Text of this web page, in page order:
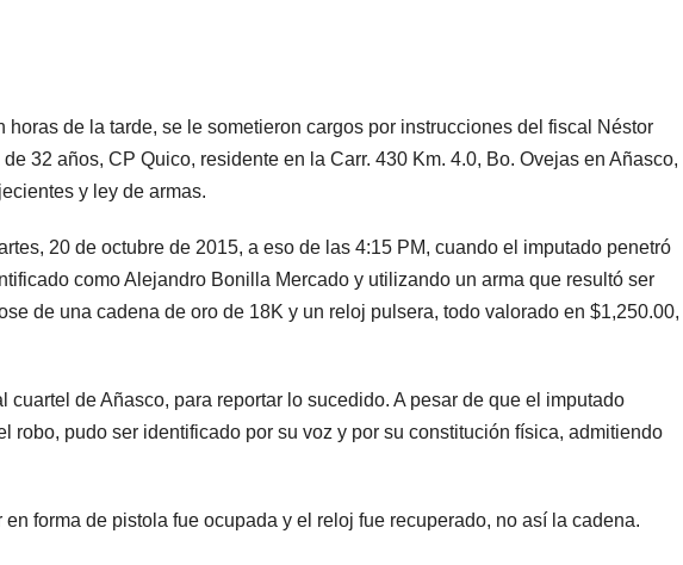
horas de la tarde, se le sometieron cargos por instrucciones del fiscal Néstor
32 años, CP Quico, residente en la Carr. 430 Km. 4.0, Bo. Ovejas en Añasco,
y ley de armas.
20 de octubre de 2015, a eso de las 4:15 PM, cuando el imputado penetró
como Alejandro Bonilla Mercado y utilizando un arma que resultó ser
de una cadena de oro de 18K y un reloj pulsera, todo valorado en $1,250.00,
cuartel de Añasco, para reportar lo sucedido. A pesar de que el imputado
robo, pudo ser identificado por su voz y por su constitución física, admitiendo
forma de pistola fue ocupada y el reloj fue recuperado, no así la cadena.